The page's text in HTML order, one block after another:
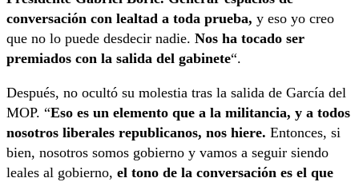
conversación con lealtad a toda prueba, y eso yo creo
que no lo puede desdecir nadie. Nos ha tocado ser
premiados con la salida del gabinete“.
Después, no ocultó su molestia tras la salida de García del
MOP. “Eso es un elemento que a la militancia, y a todos
nosotros liberales republicanos, nos hiere. Entonces, si
bien, nosotros somos gobierno y vamos a seguir siendo
leales al gobierno, el tono de la conversación es el que